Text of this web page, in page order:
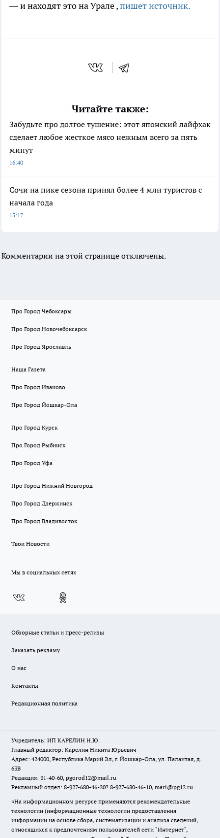
— и находят это на Урале,пишет источник.
Читайте также:
Забудьте про долгое тушение: этот японский лайфхак
сделает любое жесткое мясо нежным всего за пять
минут
16:40
Сочи на пике сезона принял более 4 млн туристов с
начала года
15:17
Комментарии на этой странице отключены.
Про Город Чебоксары
Про Город Новочебоксарск
Про Город Ярославль
Наша Газета
Про Город Иваново
Про Город Йошкар-Ола
Про Город Курск
Про Город Рыбинск
Про Город Уфа
Про Город Нижний Новгород
Про Город Дзержинск
Про Город Владивосток
Твои Новости
Мы в социальных сетях
Обзорные статьи и пресс-релизы
Заказать рекламу
О нас
Контакты
Редакционная политика
Учредитель: ИП КАРЕЛИН Н.Ю.
Главный редактор: Карелин Никита Юрьевич
Адрес: 424000, Республика Марий Эл, г. Йошкар-Ола, ул. Палантая, д.
63В
Редакция: 31-40-60, pgorod12@mail.ru
Рекламный отдел: 8-927-680-46-20? 8-927-680-46-10, mari@pg12.ru
«На информационном ресурсе применяются рекомендательные
технологии (информационные технологии предоставления
информации на основе сбора, систематизации и анализа сведений,
относящихся к предпочтениям пользователей сети "Интернет",